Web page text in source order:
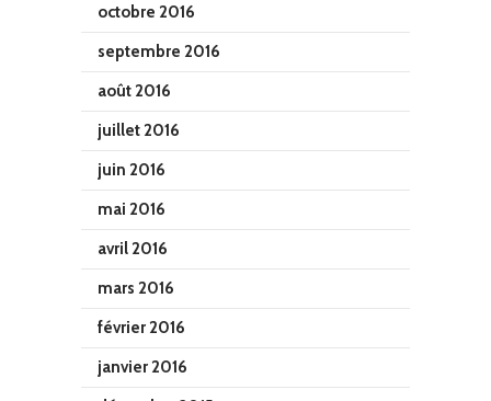
octobre 2016
septembre 2016
août 2016
juillet 2016
juin 2016
mai 2016
avril 2016
mars 2016
février 2016
janvier 2016